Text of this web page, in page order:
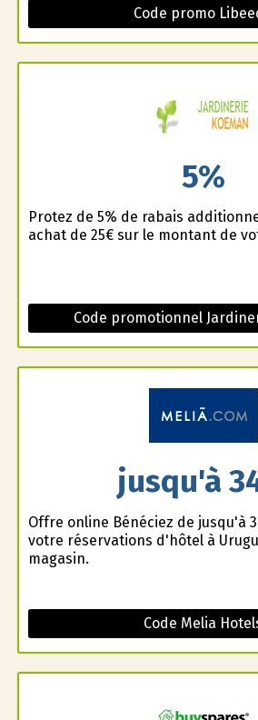
Code promo
5%
Profitez de 5% de rabais
achat de 25€ sur le montant de
Code promotionnel
jusqu'à
Offre online Bénéficiez de jusqu'à
votre réservations d'hôtel à
magasin.
Code Melia